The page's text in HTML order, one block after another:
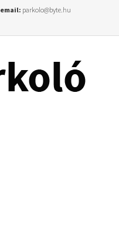
email: parkolo@byte.hu